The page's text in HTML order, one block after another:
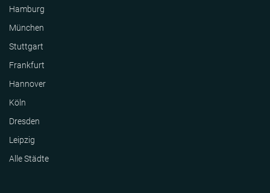
Hamburg
München
Stuttgart
Frankfurt
Hannover
Köln
Dresden
Leipzig
Alle Städte